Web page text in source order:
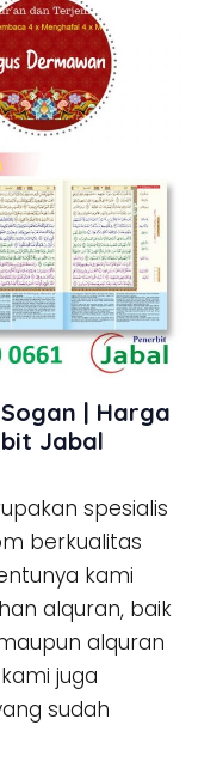
| Harga
Jabal
spesialis
berkualitas
kami
alquran, baik
alquran
juga
sudah